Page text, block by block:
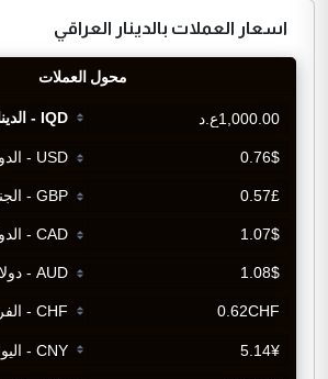
اسعار العملات بالدينار العراقي